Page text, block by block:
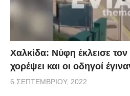
Χαλκίδα: Νύφη έκλεισε
χορέψει και οι οδηγοί
6 ΣΕΠΤΕΜΒΡΊΟΥ, 2022